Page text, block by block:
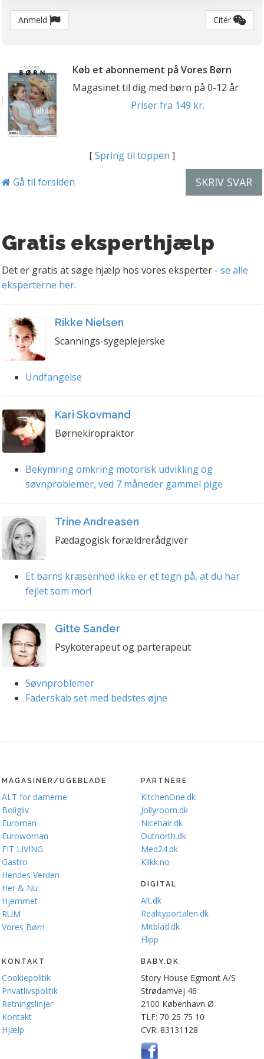
voresprivatlivspolitik
Anmeld Citér
Køb et abonnement på Vores Børn
Magasinet til dig med børn på 0-12 år
Priser fra 149 kr.
[Spring til toppen ]
Gå til forsiden SKRIV SVAR
Gratis eksperthjælp
Det er gratis at søge hjælp hos vores eksperter - se alle
eksperterne her.
Rikke Nielsen
Scannings-sygeplejerske
Undfangelse
Kari Skovmand
Børnekiropraktor
Bekymring omkring motorisk udvikling og
søvnproblemer, ved 7 måneder gammel pige
Trine Andreasen
Pædagogisk forældrerådgiver
Et barns kræsenhed ikke er et tegn på, at du har
fejlet som mor!
Gitte Sander
Psykoterapeut og parterapeut
Søvnproblemer
Faderskab set med bedstes øjne
MAGASINER/UGEBLADE
ALT for damerne
Boligliv
Euroman
Eurowoman
FIT LIVING
Gastro
Hendes Verden
Her & Nu
Hjemmet
RUM
Vores Børn
PARTNERE
KitchenOne.dk
Jollyroom.dk
Nicehair.dk
Outnorth.dk
Med24.dk
Klikk.no
DIGITAL
Alt.dk
Realityportalen.dk
Mitblad.dk
Flipp
KONTAKT
Cookiepolitik
Privatlivspolitik
Retningslinjer
Kontakt
Hjælp
BABY.DK
Story House Egmont A/S
Strødamvej 46
2100 København Ø
TLF: 70 25 75 10
CVR: 83131128